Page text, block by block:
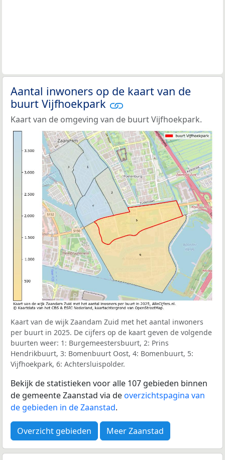
Aantal inwoners op de kaart van de
buurt Vijfhoekpark
Kaart van de omgeving van de buurt Vijfhoekpark.
Kaart van de wijk Zaandam Zuid met het aantal inwoners
per buurt in 2025. De cijfers op de kaart geven de volgende
buurten weer: 1: Burgemeestersbuurt, 2: Prins
Hendrikbuurt, 3: Bomenbuurt Oost, 4: Bomenbuurt, 5:
Vijfhoekpark, 6: Achtersluispolder.
Bekijk de statistieken voor alle 107 gebieden binnen
de gemeente Zaanstad via deoverzichtspagina van
de gebieden in de Zaanstad.
Overzicht gebieden Meer Zaanstad